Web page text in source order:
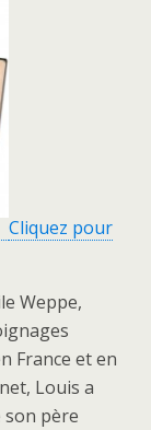
Cliquez pour
Weppe,
France et en
Louis a
son père